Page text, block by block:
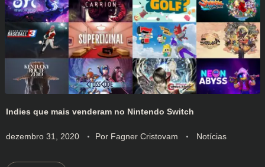
Indies que mais venderam no Nintendo Switch
dezembro 31, 2020 Por Fagner Cristovam Notícias